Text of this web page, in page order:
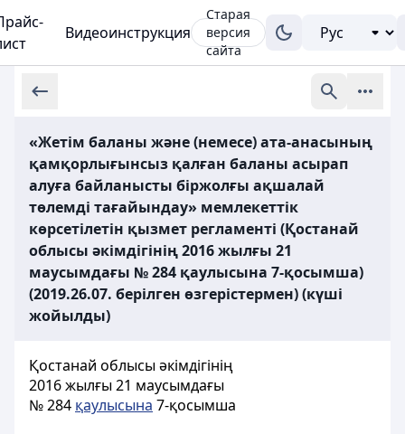
Видеоинструкция
Старая
версия
сайта
«Жетім баланы және (немесе) ата-анасының
қамқорлығынсыз қалған баланы асырап
алуға байланысты біржолғы ақшалай
төлемді тағайындау» мемлекеттік
көрсетілетін қызмет регламенті (Қостанай
облысы әкімдігінің 2016 жылғы 21
маусымдағы № 284 қаулысына 7-қосымша)
(2019.26.07. берілген өзгерістермен) (күші
жойылды)
Қостанай облысы әкімдігінің
2016 жылғы 21 маусымдағы
№ 284 қаулысына 7-қосымша